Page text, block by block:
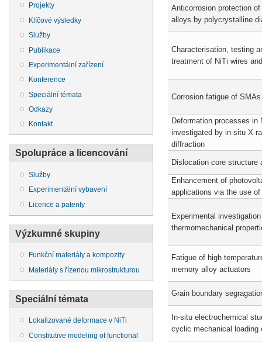
Projekty
Klíčové výsledky
Služby
Publikace
Experimentální zařízení
Konference
Speciální témata
Odkazy
Kontakt
Spolupráce a licencování
Služby
Experimentální vybavení
Licence a patenty
Výzkumné skupiny
Funkční materiály a kompozity
Materiály s řízenou mikrostrukturou
Speciální témata
Lokalizované deformace v NiTi
Constitutive modeling of functional
Anticorrosion protection
alloys by polycrystalline
Characterisation, testing
treatment of NiTi wires
Corrosion fatigue of SMAs
Deformation processes in
investigated by in-situ X-
diffraction
Dislocation core structure
Enhancement of
applications via the use of
Experimental
thermomechanical
Fatigue of high
memory alloy actuators
Grain boundary
In-situ electrochemical
cyclic mechanical loading